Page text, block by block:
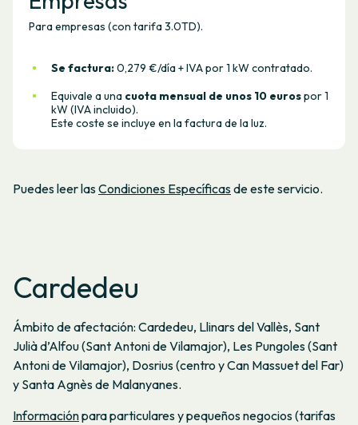
Para empresas (con tarifa 3.0TD).
Se factura:0,279 €/día + IVA por 1 kW contratado.
Equivale a una cuota mensual de unos 10 eurospor 1
kW (IVA incluido).
Este coste se incluye en la factura de la luz.
Puedes leer lasCondiciones Específicasde este servicio.
Cardedeu
Ámbito de afectación: Cardedeu, Llinars del Vallès, Sant
Julià d’Alfou (Sant Antoni de Vilamajor), Les Pungoles (Sant
Antoni de Vilamajor), Dosrius (centro y Can Massuet del Far)
y Santa Agnès de Malanyanes.
Informaciónpara particulares y pequeños negocios (tarifas